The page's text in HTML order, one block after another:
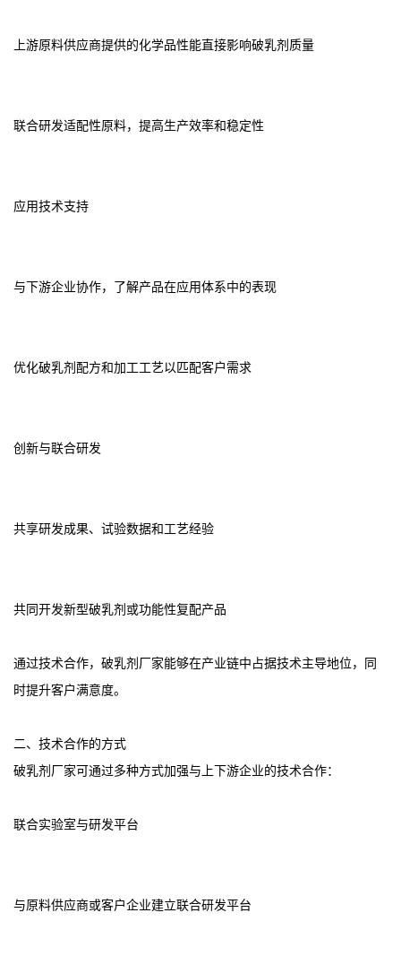
上游原料供应商提供的化学品性能直接影响破乳剂质量
联合研发适配性原料，提高生产效率和稳定性
应用技术支持
与下游企业协作，了解产品在应用体系中的表现
优化破乳剂配方和加工工艺以匹配客户需求
创新与联合研发
共享研发成果、试验数据和工艺经验
共同开发新型破乳剂或功能性复配产品
通过技术合作，破乳剂厂家能够在产业链中占据技术主导地位，同
时提升客户满意度。
二、技术合作的方式
破乳剂厂家可通过多种方式加强与上下游企业的技术合作：
联合实验室与研发平台
与原料供应商或客户企业建立联合研发平台